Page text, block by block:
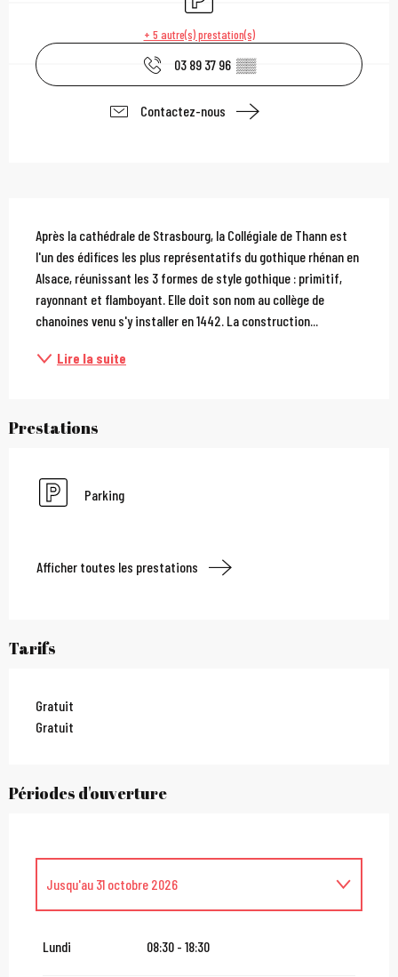
+ 5 autre(s) prestation(s)
03 89 37 96 ▒▒
Contactez-nous
Description
Après la cathédrale de Strasbourg, la Collégiale de Thann est
l'un des édifices les plus représentatifs du gothique rhénan en
Alsace, réunissant les 3 formes de style gothique : primitif,
rayonnant et flamboyant. Elle doit son nom au collège de
chanoines venu s'y installer en 1442. La construction...
Lire la suite
Prestations
Parking
Afficher toutes les prestations
Tarifs
Gratuit
Gratuit
Périodes d'ouverture
Jusqu'au 31 octobre 2026
Lundi 08:30 - 18:30